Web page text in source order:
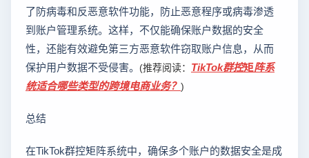
了防病毒和反恶意软件功能，防止恶意程序或病毒渗透
到账户管理系统。这样，不仅能确保账户数据的安全
性，还能有效避免第三方恶意软件窃取账户信息，从而
保护用户数据不受侵害。 (推荐阅读： TikTok群控矩阵系
统适合哪些类型的跨境电商业务？ )
总结
在TikTok群控矩阵系统中，确保多个账户的数据安全是成